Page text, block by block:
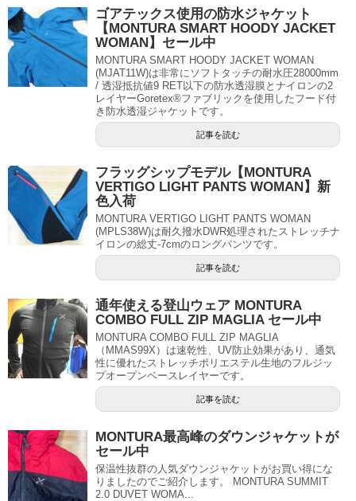
ゴアテックス使用の防水ジャケット
【MONTURA SMART HOODY JACKET
WOMAN】セール中
MONTURA SMART HOODY JACKET WOMAN
(MJAT11W)は非常にソフトタッチの耐水圧28000mm
/ 透湿抵抗値9 RET以下の防水透湿膜とナイロンの2
レイヤーGoretex®ファブリックを使用したフード付
き防水透湿ジャケットです。
記事を読む
フラッグシップモデル【MONTURA
VERTIGO LIGHT PANTS WOMAN】新
色入荷
MONTURA VERTIGO LIGHT PANTS WOMAN
(MPLS38W)は耐久撥水DWR処理されたストレッチナ
イロンの総丈-7cmのロングパンツです。
記事を読む
通年使える登山ウェア MONTURA
COMBO FULL ZIP MAGLIA セール中
MONTURA COMBO FULL ZIP MAGLIA
（MMAS99X）は速乾性、UV防止効果があり、通気
性に優れたストレッチポリエステル生地のフルジッ
プオープンベースレイヤーです。
記事を読む
MONTURA最高峰のダウンジャケットが
セール中
保温性抜群の人気ダウンジャケットがお買い得にな
りましたのでご紹介します。 MONTURA SUMMIT
2.0 DUVET WOMA...